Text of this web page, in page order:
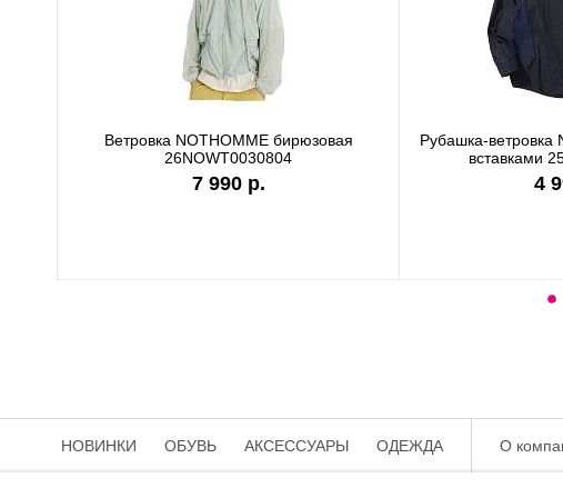
Ветровка NOTHOMME бирюзовая
26NOWT0030804
7 990 р.
Рубашка-ветровка
вставками
4
НОВИНКИ ОБУВЬ АКСЕССУАРЫ ОДЕЖДА О